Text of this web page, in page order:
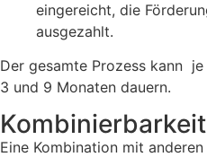
eingereicht, die
ausgezahlt.
Der gesamte Prozess kann
3 und 9 Monaten dauern.
Eine Kombination mit